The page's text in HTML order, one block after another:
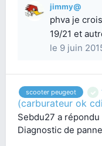
jimmy@
phva je
19/21 et
le 9 juin
scooter peugeot
(carburateur ok
Sebdu27 a répondu
Diagnostic de panne